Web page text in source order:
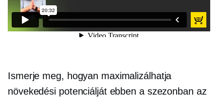
Ismerje meg, hogyan maximalizálhatja
növekedési potenciálját ebben a szezonban az